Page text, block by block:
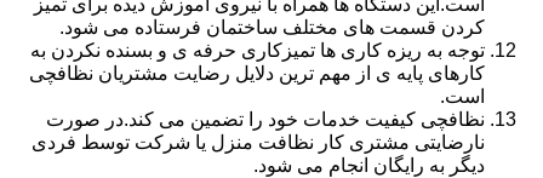
است.این دستگاه ها همراه با نیروی آموزش دیده برای تمیز
کردن قسمت های مختلف ساختمان فرستاده می شود.
توجه به ریزه کاری ها تمیزکاری حرفه ی و بسنده نکردن به
کارهای پایه ی از مهم ترین دلایل رضایت مشتریان نظافچی
است.
نظافچی کیفیت خدمات خود را تضمین می کند.در صورت
نارضایتی مشتری کار نظافت منزل یا شرکت توسط فردی
دیگر به رایگان انجام می شود.